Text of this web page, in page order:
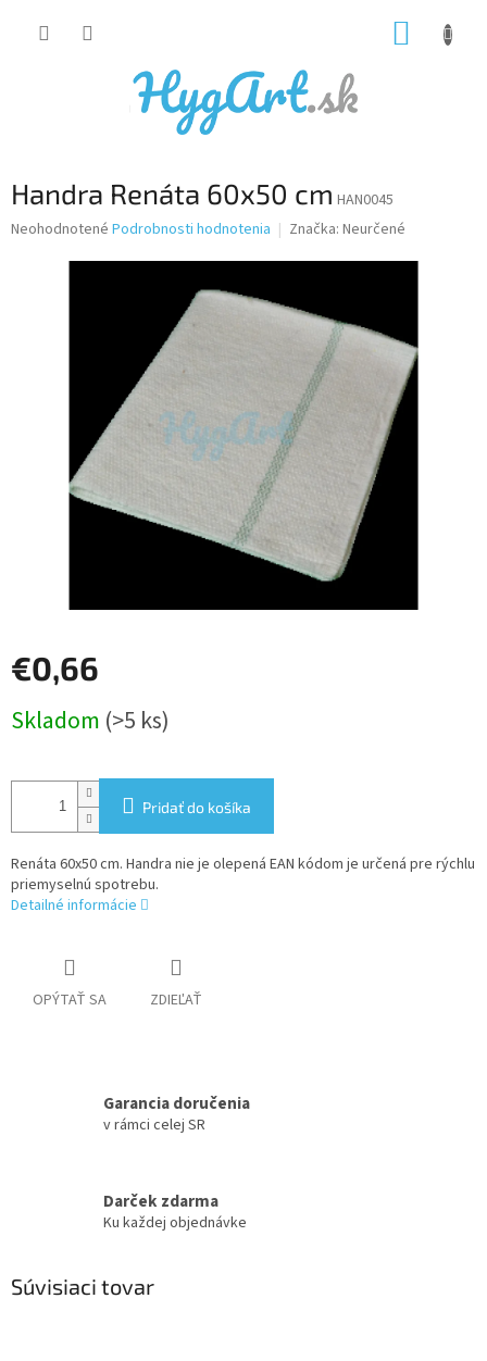
Handra Renáta 60x50 cm HAN0045
Priemerné
Neohodnotené Podrobnosti hodnotenia Značka: Neurčené
€0,66
cena:
Skladom (>5 ks)
Pridať do košíka
Renáta 60x50 cm. Handra nie je olepená EAN kódom je určená pre rýchlu
priemyselnú spotrebu.
Detailné informácie
OPÝTAŤ SA ZDIEĽAŤ
Garancia doručenia
v rámci celej SR
Darček zdarma
Ku každej objednávke
Súvisiaci tovar